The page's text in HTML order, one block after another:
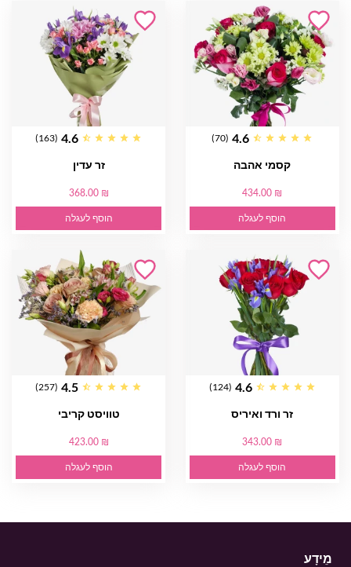
4.6
(70)
קסמי אהבה
434.00 ₪
הוסף לעגלה
4.6
(163)
זר עדין
368.00 ₪
הוסף לעגלה
4.6
(124)
זר ורד ואיריס
343.00 ₪
הוסף לעגלה
4.5
(257)
טוויסט קריבי
423.00 ₪
הוסף לעגלה
מֵידָע